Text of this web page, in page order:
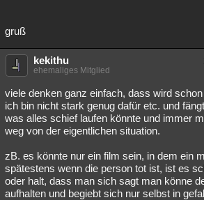
gruß
kekithu
ehemaliges Mitglied
viele denken ganz einfach, dass wird
ich bin nicht stark genug dafür etc. und
was alles schief laufen könnte und immer
weg von der eigentlichen situation.
zB. es könnte nur ein film sein, in dem ein
spätestens wenn die person tot ist, ist es
oder halt, dass man sich sagt man könne
aufhalten und begiebt sich nur selbst in